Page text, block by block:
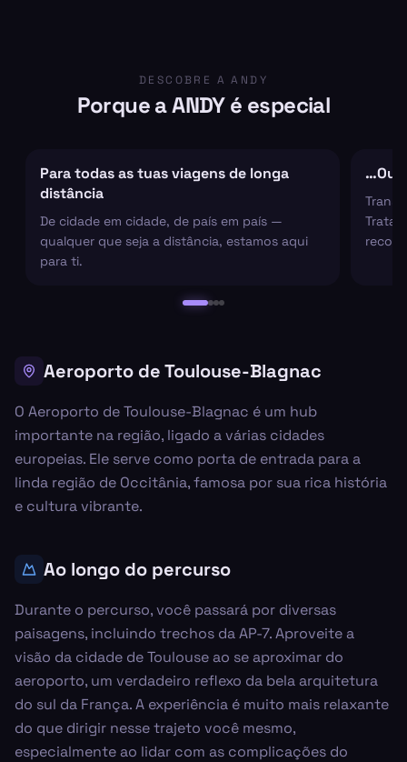
DESCOBRE A ANDY
Porque a ANDY é especial
Para todas as tuas viagens de longa
distância
De cidade em cidade, de país em país —
qualquer que seja a distância, estamos aqui
para ti.
…Ou
Aeroporto de Toulouse-Blagnac
O Aeroporto de Toulouse-Blagnac é um hub
importante na região, ligado a várias cidades
europeias. Ele serve como porta de entrada para a
linda região de Occitânia, famosa por sua rica história
e cultura vibrante.
Ao longo do percurso
Durante o percurso, você passará por diversas
paisagens, incluindo trechos da AP-7. Aproveite a
visão da cidade de Toulouse ao se aproximar do
aeroporto, um verdadeiro reflexo da bela arquitetura
do sul da França. A experiência é muito mais relaxante
do que dirigir nesse trajeto você mesmo,
especialmente ao lidar com as complicações do